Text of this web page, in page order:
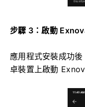
步驟 3：啟動
應用程式安裝成功
卓裝置上啟動